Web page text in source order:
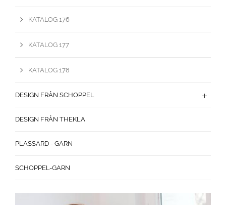
KATALOG 176
KATALOG 177
KATALOG 178
DESIGN FRÅN SCHOPPEL
DESIGN FRÅN THEKLA
PLASSARD - GARN
SCHOPPEL-GARN